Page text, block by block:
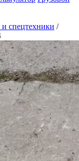
спецтехники /